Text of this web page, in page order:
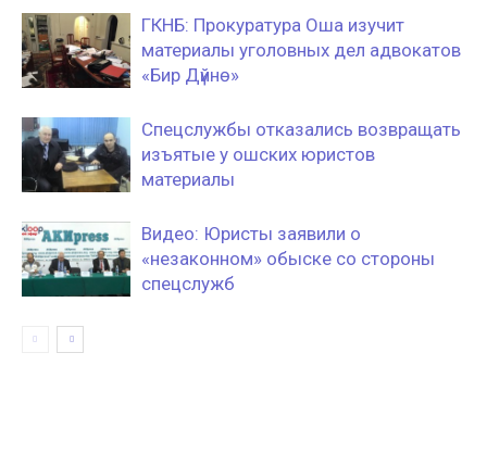
ГКНБ: Прокуратура Оша изучит
материалы уголовных дел адвокатов
«Бир Дүйнө»
Спецслужбы отказались возвращать
изъятые у ошских юристов
материалы
Видео: Юристы заявили о
«незаконном» обыске со стороны
спецслужб